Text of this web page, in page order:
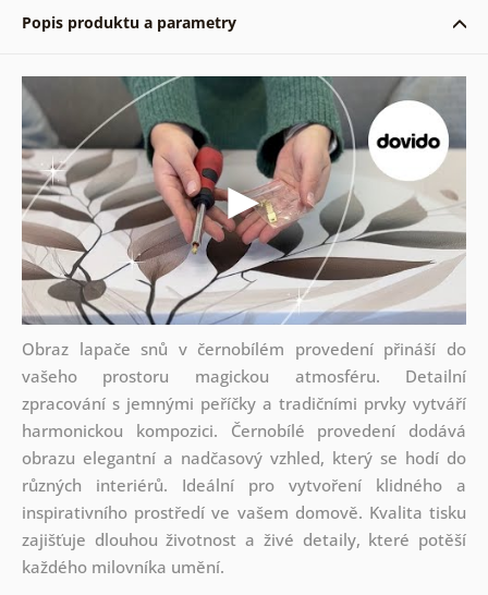
Popis produktu a parametry
Obraz lapače snů v černobílém provedení přináší do
vašeho prostoru magickou atmosféru. Detailní
zpracování s jemnými peříčky a tradičními prvky vytváří
harmonickou kompozici. Černobílé provedení dodává
obrazu elegantní a nadčasový vzhled, který se hodí do
různých interiérů. Ideální pro vytvoření klidného a
inspirativního prostředí ve vašem domově. Kvalita tisku
zajišťuje dlouhou životnost a živé detaily, které potěší
každého milovníka umění.